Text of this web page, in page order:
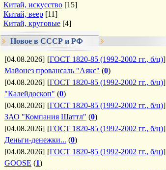
Китай, искусство [15]
Китай, веер [11]
Китай, круговые [4]
Новое в СССР и РФ
[04.08.2026] [ГОСТ 1820-85 (1992-2002 гг., б/ц)]
Майонез провансаль "Аякс" (0)
[04.08.2026] [ГОСТ 1820-85 (1992-2002 гг., б/ц)]
"Калейдоскоп" (0)
[04.08.2026] [ГОСТ 1820-85 (1992-2002 гг., б/ц)]
ЗАО "Компания Шаттл" (0)
[04.08.2026] [ГОСТ 1820-85 (1992-2002 гг., б/ц)]
Деньги-денежки... (0)
[04.08.2026] [ГОСТ 1820-85 (1992-2002 гг., б/ц)]
GOOSE (1)